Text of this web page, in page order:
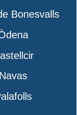
Bonesvalls
Navas